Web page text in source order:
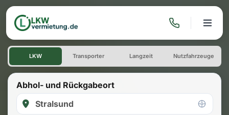
Transporter Vermietung
LKW Transporter Langzeit Nutzfahrzeuge
Abhol- und Rückgabeort